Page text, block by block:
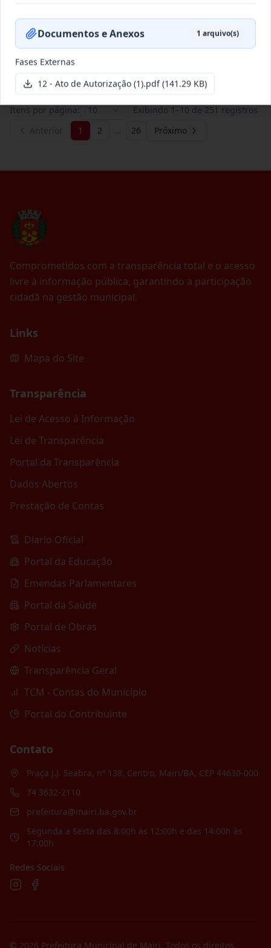
especializada para pavimentação
em pa...
Situação: Publicada
Itens por página: 10 Exibindo 1 –10 de 251 registros
1 2 … 26 Próximo
Comprometidos com a transparência total e o acesso
livre à informação pública, garantindo a participação
cidadã na gestão municipal.
Links
Mapa do Site
Transparência
Lei de Acesso à Informação
Lei de Transparência
Portal da Transparência
Dados Abertos
Prestação de Contas
Diario Oficial
Portal da Educação
Emendas Parlamentares
Portal da Saúde
Portal de Obras
Notícias
Transparência Geral
TCM - Contas do Município
Portal do Contribuinte
Contato
Praça J.J. Seabra, nº 138, Centro, Mairi/BA, CEP 44630-000
74 3632-2110
prefeitura@mairi.ba.gov.br
Segunda a Sexta das 8:00h às 12:00h e das 14:00h às
17:00h
Redes Sociais
© 2026 Prefeitura Municipal de Mairi. Todos os direitos
Documentos e Anexos 1 arquivo(s)
Fases Externas
12 - Ato de Autorização (1).pdf(141.29 KB)